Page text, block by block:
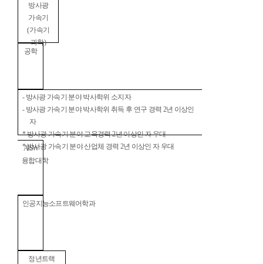
방사광
가속기
(가속기
과학)
공학
- 방사광 가속기 분야 박사학위 소지자
- 방사광 가속기 분야 박사학위 취득 후 연구 경력 2년 이상인
자
*방사광 가속기 분야 교육경력2년 이상인 자 우대
*방사광 가속기 분야 산업체 경력 2년 이상인 자 우대
AI·SW
융합대학
인공지능소프트웨어학과
정년트랙